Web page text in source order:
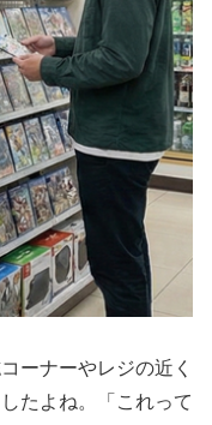
ーナーやレジの近く
たよね。「これって